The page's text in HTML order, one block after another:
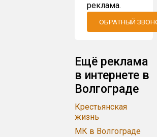
реклама.
ОБРАТНЫЙ
Ещё реклама
в интернете в
Волгограде
Крестьянская
жизнь
МК в Волгограде